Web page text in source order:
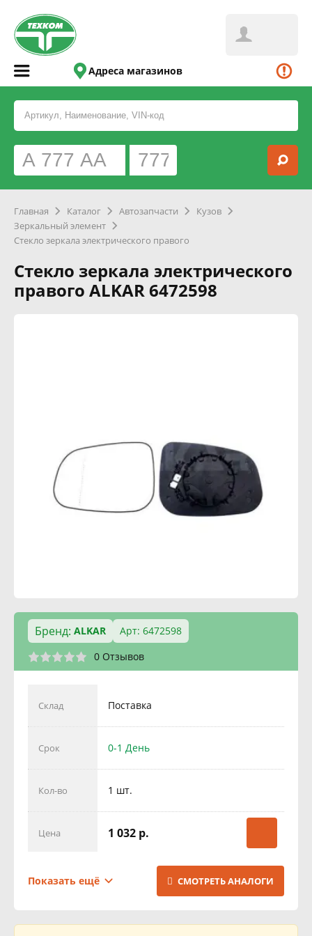
Адреса магазинов
Главная Каталог Автозапчасти
Кузов
Зеркальный элемент
Стекло зеркала электрического правого
Стекло зеркала электрического
правого ALKAR 6472598
Бренд: ALKAR
Арт: 6472598
0 Отзывов
Склад Поставка
Срок 0-1 День
Кол-во 1 шт.
Цена 1 032 р.
Поставка
Показать ещё СМОТРЕТЬ АНАЛОГИ